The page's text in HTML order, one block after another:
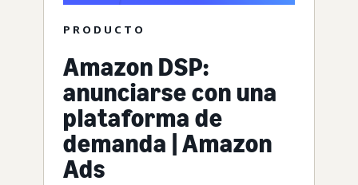
PRODUCTO
Amazon DSP:
anunciarse con una
plataforma de
demanda | Amazon
Ads